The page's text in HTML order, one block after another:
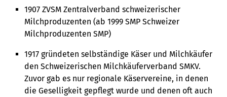
1907 ZVSM Zentralverband schweizerischer
Milchproduzenten (ab 1999 SMP Schweizer
Milchproduzenten SMP)
1917 gründeten selbständige Käser und Milchkäufer
den Schweizerischen Milchkäuferverband SMKV.
Zuvor gab es nur regionale Käservereine, in denen
die Geselligkeit gepflegt wurde und denen oft auch